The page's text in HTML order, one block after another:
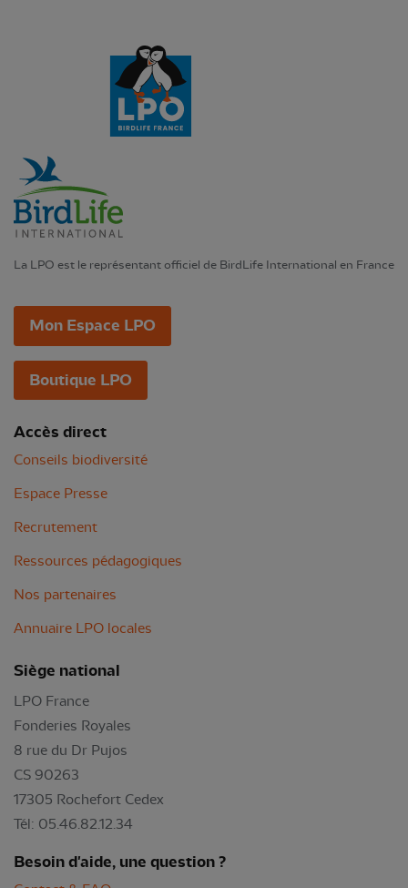
La LPO est le représentant officiel de BirdLife International en France
Mon Espace LPO
Boutique LPO
Accès direct
Conseils biodiversité
Espace Presse
Recrutement
Ressources pédagogiques
Nos partenaires
Annuaire LPO locales
Siège national
LPO France
Fonderies Royales
8 rue du Dr Pujos
CS 90263
17305 Rochefort Cedex
Tél: 05.46.82.12.34
Besoin d'aide, une question ?